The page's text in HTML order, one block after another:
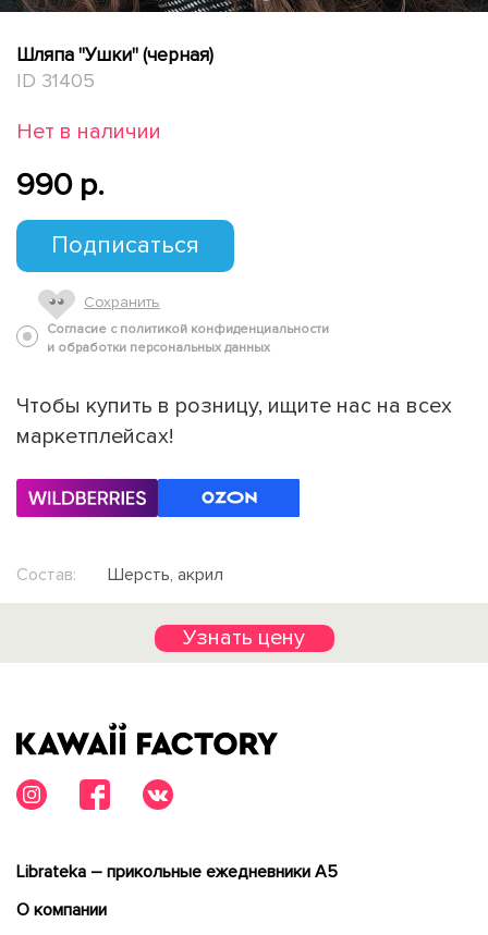
Шляпа "Ушки" (черная)
ID 31405
Нет в наличии
990 p.
Подписаться
Сохранить
Согласие с политикой конфиденциальности
и обработки персональных данных
Чтобы купить в розницу, ищите нас на всех
маркетплейсах!
Состав: Шерсть, акрил
Узнать цену
Librateka – прикольные ежедневники А5
О компании